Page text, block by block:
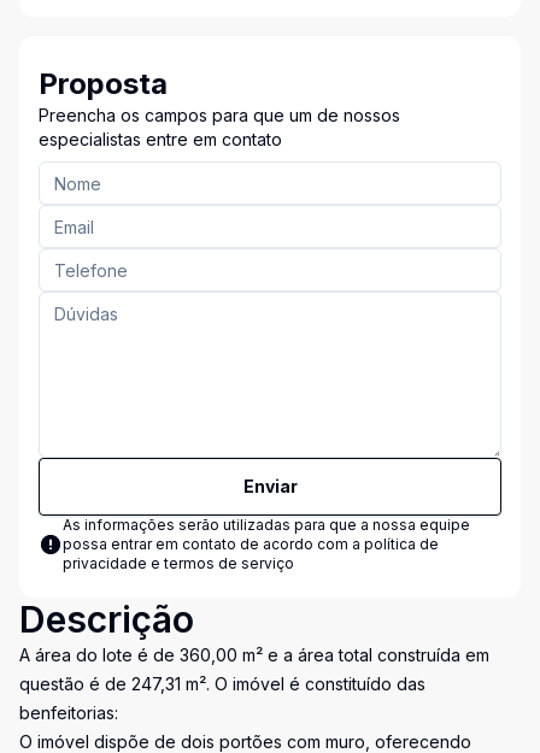
Proposta
Preencha os campos para que um de nossos
especialistas entre em contato
Enviar
As informações serão utilizadas para que a nossa equipe
possa entrar em contato de acordo com a política de
privacidade e termos de serviço
Descrição
A área do lote é de 360,00 m² e a área total construída em
questão é de 247,31 m². O imóvel é constituído das
benfeitorias:
O imóvel dispõe de dois portões com muro, oferecendo